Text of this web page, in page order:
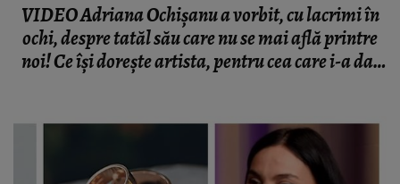
VIDEO Adriana Ochișanu a vorbit, cu lacrimi în
ochi, despre tatăl său care nu se mai află printre
noi! Ce își dorește artista, pentru cea care i-a dat